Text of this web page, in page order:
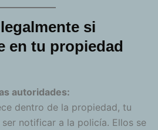
si
en tu propiedad
autoridades:
dentro de la propiedad, tu
notificar a la policía. Ellos se